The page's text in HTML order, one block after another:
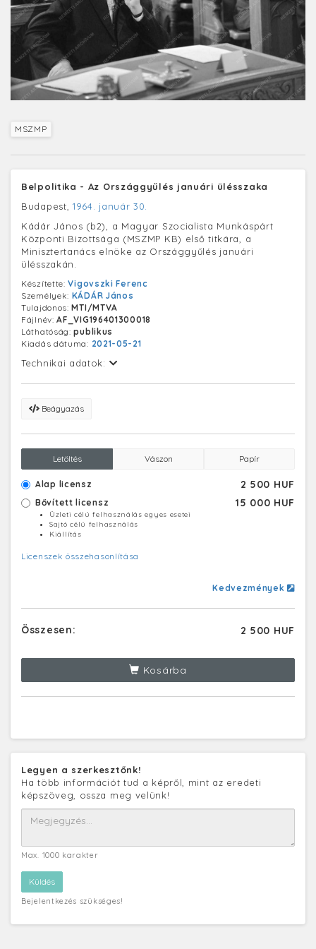
MSZMP
Belpolitika - Az Országgyűlés januári ülésszaka
Budapest, 1964. január 30.
Kádár János (b2), a Magyar Szocialista Munkáspárt
Központi Bizottsága (MSZMP KB) első titkára, a
Minisztertanács elnöke az Országgyűlés januári
ülésszakán.
Készítette:Vigovszki Ferenc
Személyek: KÁDÁR János
Tulajdonos:MTI/MTVA
Fájlnév:AF_VIG196401300018
Láthatóság:publikus
Kiadás dátuma: 2021-05-21
Technikai adatok:
Beágyazás
Letöltés Vászon Papír
Alap licensz 2 500 HUF
Bővített licensz 15 000 HUF
Üzleti célú felhasználás egyes esetei
Sajtó célú felhasználás
Kiállítás
Licenszek összehasonlítása
Kedvezmények
Összesen: 2 500 HUF
Kosárba
Legyen a szerkesztőnk!
Ha több információt tud a képről, mint az eredeti
képszöveg, ossza meg velünk!
Max. 1000 karakter
Bejelentkezés szükséges!